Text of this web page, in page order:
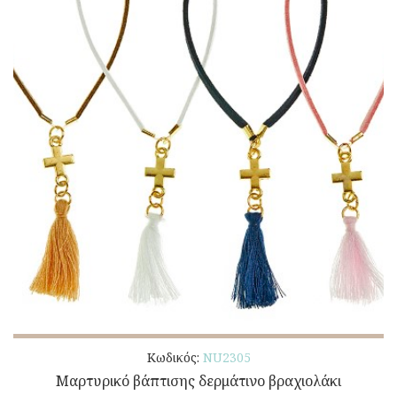
Κωδικός: ΝU2305
Μαρτυρικό βάπτισης δερμάτινο βραχιολάκι